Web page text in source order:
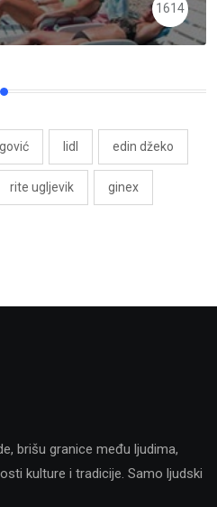
1614
lidl edin džeko
rite ugljevik ginex
brišu granice među ljudima,
kulture i tradicije. Samo ljudski